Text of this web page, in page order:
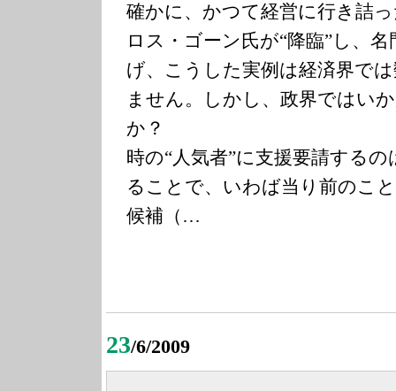
確かに、かつて経営に行き詰
ロス・ゴーン氏が“降臨”し、
げ、こうした実例は経済界で
ません。しかし、政界ではい
か？
時の“人気者”に支援要請する
ることで、いわば当り前のこ
候補（…
23/6/2009